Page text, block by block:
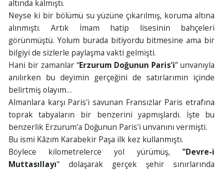
altında kalmıştı.
Neyse ki bir bölümü su yüzüne çıkarılmış, koruma altına
alınmıştı. Artık İmam hatip lisesinin bahçeleri
görünmüştü. Yolum burada bitiyordu bitmesine ama bir
bilgiyi de sizlerle paylaşma vakti gelmişti.
Hani bir zamanlar “Erzurum Doğunun Paris'i” unvanıyla
anılırken bu deyimin gerçeğini de satırlarımın içinde
belirtmiş olayım…
Almanlara karşı Paris'i savunan Fransızlar Paris etrafına
toprak tabyaların bir benzerini yapmışlardı. İşte bu
benzerlik Erzurum'a Doğunun Paris'i unvanını vermişti.
Bu ismi Kâzım Karabekir Paşa ilk kez kullanmıştı.
Böylece kilometrelerce yol yürümüş, "Devre-i
Muttasıllayı" dolaşarak gerçek şehir sınırlarında